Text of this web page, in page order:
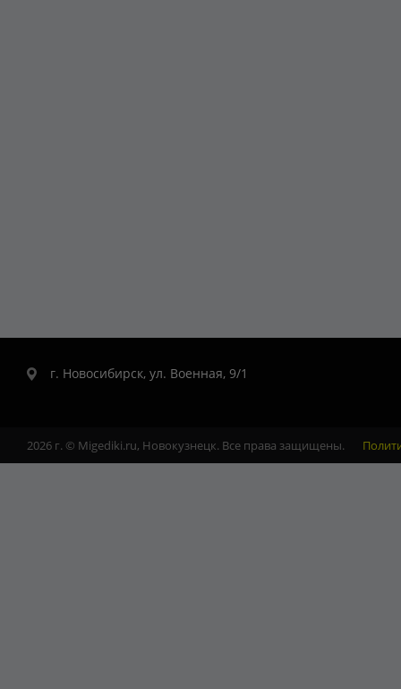
г. Новосибирск, ул. Военная, 9/1
2026 г. © Migediki.ru, Новокузнецк. Все права защищены.